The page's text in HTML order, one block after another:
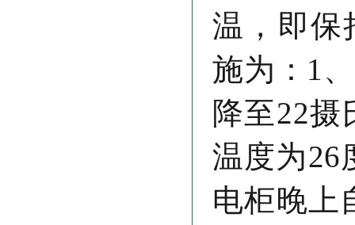
温，即保
施为：1
降至22摄
温度为26
电柜晚上